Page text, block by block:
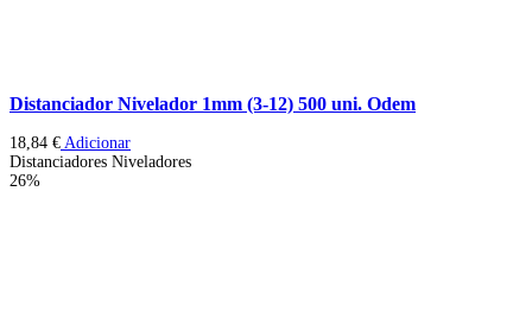
Distanciador Nivelador 1mm (3-12) 500 uni. Odem
18,84 € Adicionar
Distanciadores Niveladores
26%